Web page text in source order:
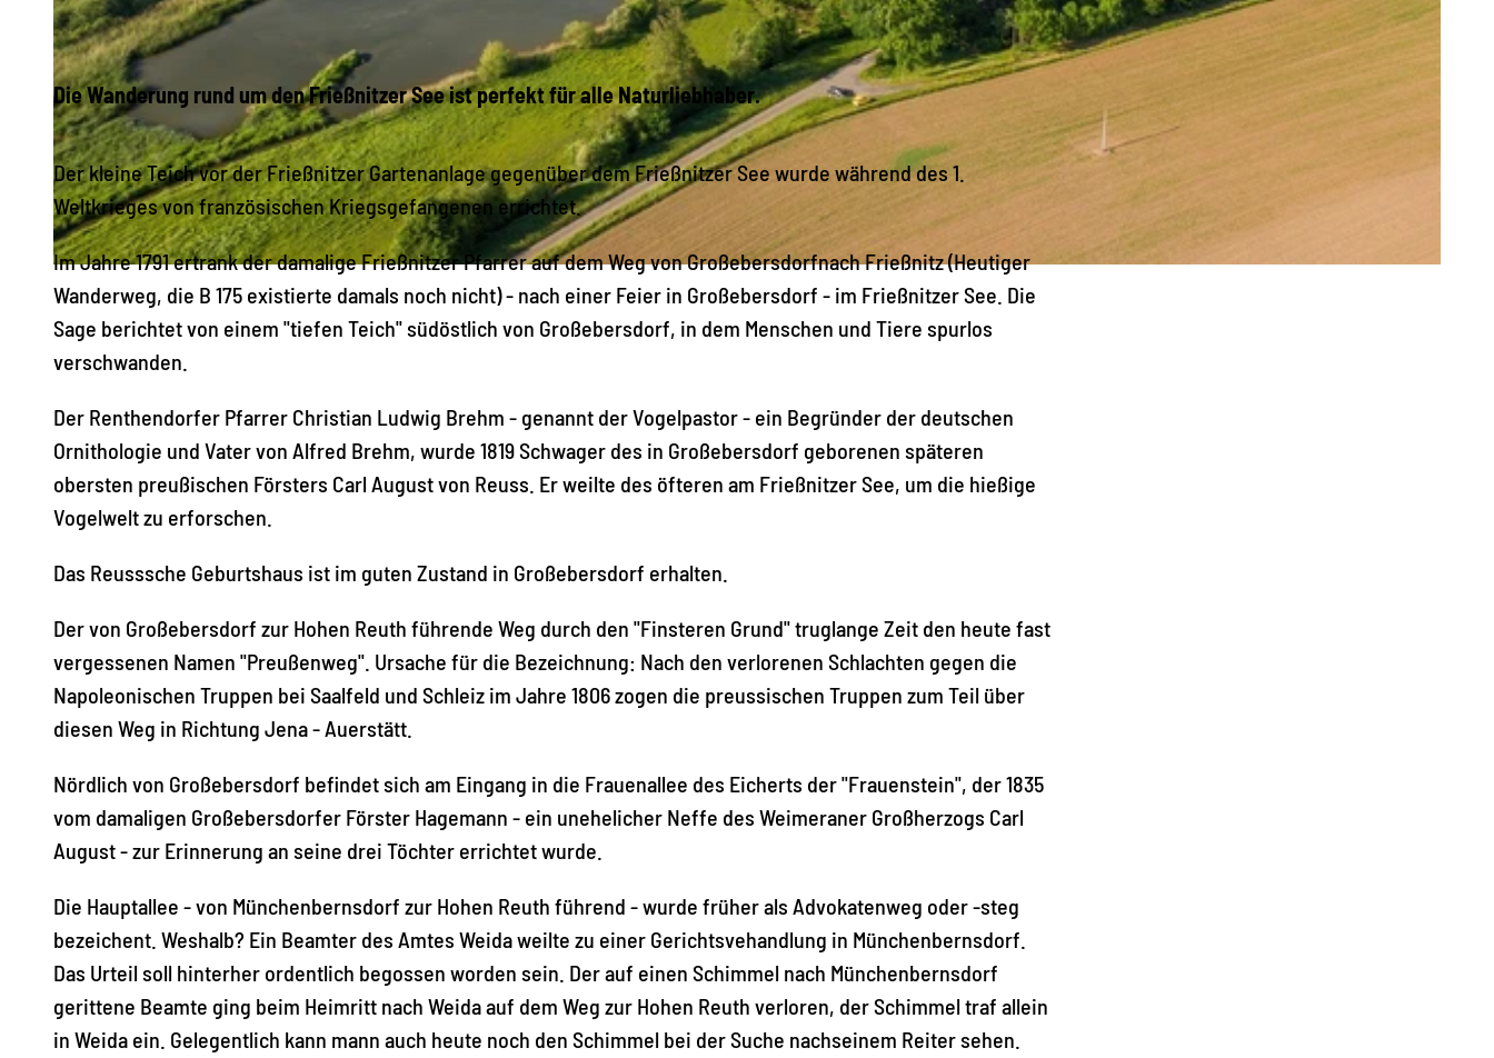
Die Wanderung rund um den Frießnitzer See ist perfekt für alle Naturliebhaber.
Der kleine Teich vor der Frießnitzer Gartenanlage gegenüber dem Frießnitzer See wurde während des 1.
Weltkrieges von französischen Kriegsgefangenen errichtet.
Im Jahre 1791 ertrank der damalige Frießnitzer Pfarrer auf dem Weg von Großebersdorfnach Frießnitz (Heutiger
Wanderweg, die B 175 existierte damals noch nicht) - nach einer Feier in Großebersdorf - im Frießnitzer See. Die
Sage berichtet von einem "tiefen Teich" südöstlich von Großebersdorf, in dem Menschen und Tiere spurlos
verschwanden.
Der Renthendorfer Pfarrer Christian Ludwig Brehm - genannt der Vogelpastor - ein Begründer der deutschen
Ornithologie und Vater von Alfred Brehm, wurde 1819 Schwager des in Großebersdorf geborenen späteren
obersten preußischen Försters Carl August von Reuss. Er weilte des öfteren am Frießnitzer See, um die hießige
Vogelwelt zu erforschen.
Das Reusssche Geburtshaus ist im guten Zustand in Großebersdorf erhalten.
Der von Großebersdorf zur Hohen Reuth führende Weg durch den "Finsteren Grund" truglange Zeit den heute fast
vergessenen Namen "Preußenweg". Ursache für die Bezeichnung: Nach den verlorenen Schlachten gegen die
Napoleonischen Truppen bei Saalfeld und Schleiz im Jahre 1806 zogen die preussischen Truppen zum Teil über
diesen Weg in Richtung Jena - Auerstätt.
Nördlich von Großebersdorf befindet sich am Eingang in die Frauenallee des Eicherts der "Frauenstein", der 1835
vom damaligen Großebersdorfer Förster Hagemann - ein unehelicher Neffe des Weimeraner Großherzogs Carl
August - zur Erinnerung an seine drei Töchter errichtet wurde.
Die Hauptallee - von Münchenbernsdorf zur Hohen Reuth führend - wurde früher als Advokatenweg oder -steg
bezeichent. Weshalb? Ein Beamter des Amtes Weida weilte zu einer Gerichtsvehandlung in Münchenbernsdorf.
Das Urteil soll hinterher ordentlich begossen worden sein. Der auf einen Schimmel nach Münchenbernsdorf
gerittene Beamte ging beim Heimritt nach Weida auf dem Weg zur Hohen Reuth verloren, der Schimmel traf allein
in Weida ein. Gelegentlich kann mann auch heute noch den Schimmel bei der Suche nachseinem Reiter sehen.